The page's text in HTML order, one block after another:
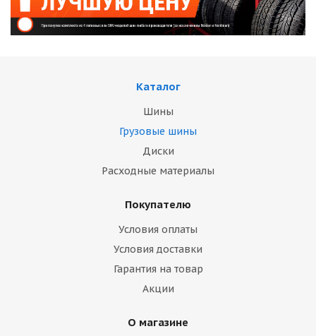
Каталог
Шины
Грузовые шины
Диски
Расходные материалы
Покупателю
Условия оплаты
Условия доставки
Гарантия на товар
Акции
О магазине